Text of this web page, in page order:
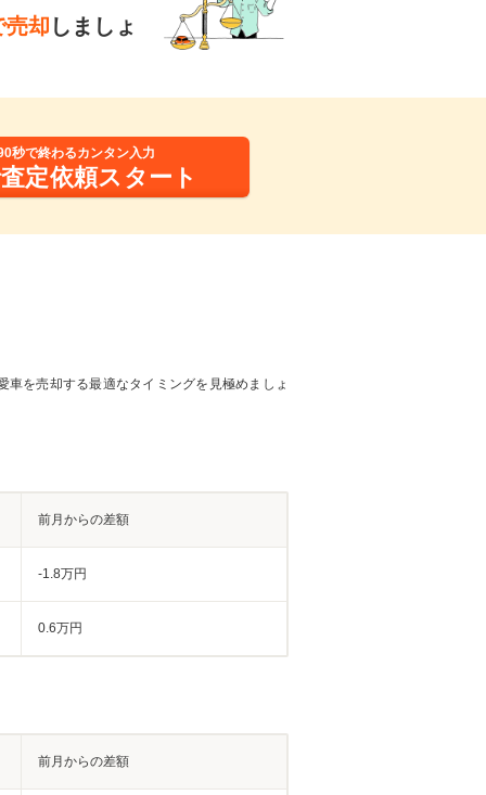
売却 しましょ
秒で終わるカンタン入力
定依頼スタート
を売却する最適なタイミングを見極めましょ
前月からの差額
-1.8万円
0.6万円
前月からの差額